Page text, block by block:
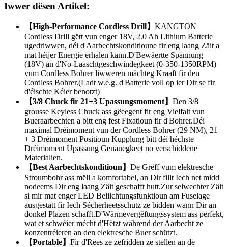
Iwwer dësen Artikel:
【High-Performance Cordless Drill】 KANGTON
Cordless Drill gëtt vun enger 18V, 2.0 Ah Lithium Batterie
ugedriwwen, déi d'Aarbechtskonditioune fir eng laang Zäit a
mat héijer Energie erhalen kann.D'Bewäertte Spannung
(18V) an d'No-Laaschtgeschwindegkeet (0-350-1350RPM)
vum Cordless Bohrer liwweren mächteg Kraaft fir den
Cordless Bohrer.(Ladt w.e.g. d'Batterie voll op ier Dir se fir
d'éischte Kéier benotzt)
【3/8 Chuck fir 21+3 Upassungsmoment】 Den 3/8
grousse Keyless Chuck ass gëeegent fir eng Vielfalt vun
Bueraarbechten a bitt eng fest Fixatioun fir d'Bohrer.Déi
maximal Dréimoment vun der Cordless Bohrer (29 NM), 21
+ 3 Dréimoment Positioun Kupplung bitt déi héchste
Dréimoment Upassung Genauegkeet no verschiddene
Materialien.
【Best Aarbechtskonditioun】 De Grëff vum elektresche
Stroumbohr ass mëll a komfortabel, an Dir fillt Iech net midd
nodeems Dir eng laang Zäit geschafft hutt.Zur selwechter Zäit
si mir mat enger LED Beliichtungsfunktioun am Fuselage
ausgestatt fir Iech Sécherheetsschutz ze bidden wann Dir an
donkel Plazen schafft.D'Wärmevergëftungssystem ass perfekt,
wat et schwéier mécht d'Hëtzt während der Aarbecht ze
konzentréieren an den elektresche Buer schützt.
【Portable】 Fir d'Rees ze zefridden ze stellen an de